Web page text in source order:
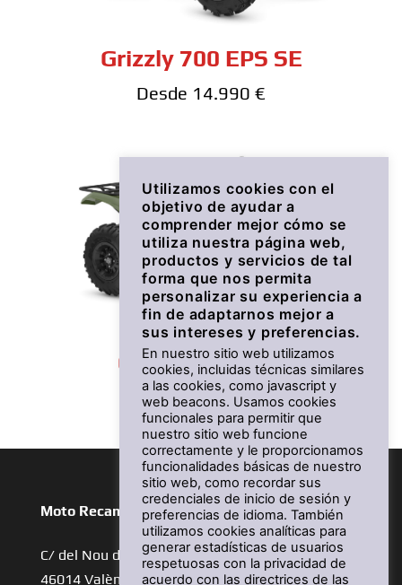
Grizzly 700 EPS SE
Desde 14.990 €
Grizzly 700 EPS
Desde 13.990 €
Moto Recambios Vferrer
C/ del Nou d´Octubre, 10, L´Olivereta
46014 València
Utilizamos cookies con el
objetivo de ayudar a
comprender mejor cómo se
utiliza nuestra página web,
productos y servicios de tal
forma que nos permita
personalizar su experiencia a
fin de adaptarnos mejor a
sus intereses y preferencias.
En nuestro sitio web utilizamos
cookies, incluidas técnicas similares
a las cookies, como javascript y
web beacons. Usamos cookies
funcionales para permitir que
nuestro sitio web funcione
correctamente y le proporcionamos
funcionalidades básicas de nuestro
sitio web, como recordar sus
credenciales de inicio de sesión y
preferencias de idioma. También
utilizamos cookies analíticas para
generar estadísticas de usuarios
respetuosas con la privacidad de
acuerdo con las directrices de las